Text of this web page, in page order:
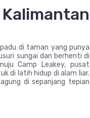
di taman yang punya
sungai dan berhenti di
Camp Leakey, pusat
di latih hidup di alam liar.
di sepanjang tepian